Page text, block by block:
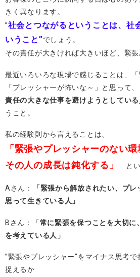
きく異なります。
”社会とつながるということは、社
いうこと”でしょう。
その責任が大きければ大きいほど、緊
最近いろいろな現場で感じることは、「
「プレッシャーが怖いな～」と思って、
責任の大きな仕事を避けようとしてい
うこと。
私の経験則から言えることは、
「緊張やプレッシャーのない
その人の成長は鈍化する」
とい
Aさん：
「緊張から解放されたい、プ
思って生きている人」
Bさん：「常に緊張を保つことを大切に
を考えている人」
”緊張やプレッシャー”をマイナス思考
捉えるか